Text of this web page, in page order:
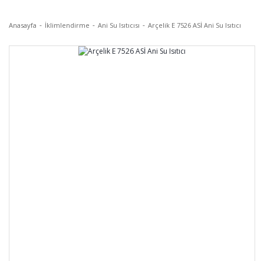
Anasayfa İklimlendirme Ani Su Isıtıcısı Arçelik E 7526 ASİ Ani Su Isıtıcı